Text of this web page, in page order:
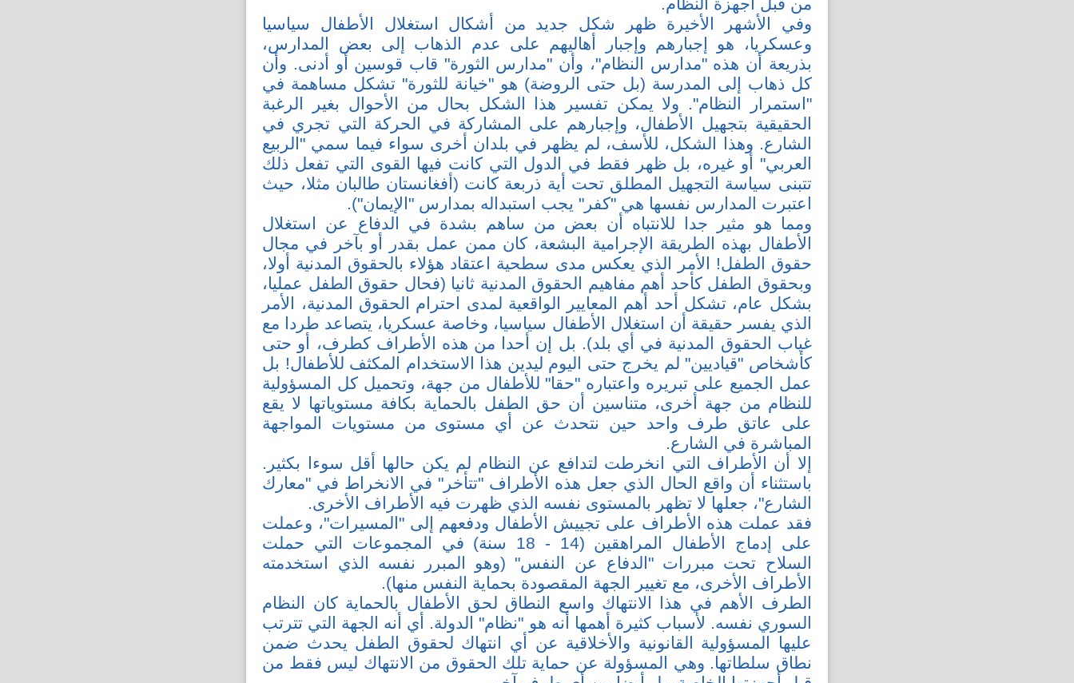
من قبل أجهزة النظام.
وفي الأشهر الأخيرة ظهر شكل جديد من أشكال استغلال الأطفال سياسيا
وعسكريا، هو إجبارهم وإجبار أهاليهم على عدم الذهاب إلى بعض المدارس،
بذريعة أن هذه "مدارس النظام"، وأن "مدارس الثورة" قاب قوسين أو أدنى. وأن
كل ذهاب إلى المدرسة (بل حتى الروضة) هو "خيانة للثورة" تشكل مساهمة في
"استمرار النظام". ولا يمكن تفسير هذا الشكل بحال من الأحوال بغير الرغبة
الحقيقية بتجهيل الأطفال، وإجبارهم على المشاركة في الحركة التي تجري في
الشارع. وهذا الشكل، للأسف، لم يظهر في بلدان أخرى سواء فيما سمي "الربيع
العربي" أو غيره، بل ظهر فقط في الدول التي كانت فيها القوى التي تفعل ذلك
تتبنى سياسة التجهيل المطلق تحت أية ذربعة كانت (أفغانستان طالبان مثلا، حيث
اعتبرت المدارس نفسها هي "كفر" يجب استبداله بمدارس "الإيمان").
ومما هو مثير جدا للانتباه أن بعض من ساهم بشدة في الدفاع عن استغلال
الأطفال بهذه الطريقة الإجرامية البشعة، كان ممن عمل بقدر أو بآخر في مجال
حقوق الطفل! الأمر الذي يعكس مدى سطحية اعتقاد هؤلاء بالحقوق المدنية أولا،
وبحقوق الطفل كأحد أهم مفاهيم الحقوق المدنية ثانيا (فحال حقوق الطفل عمليا،
بشكل عام، تشكل أحد أهم المعايير الواقعية لمدى احترام الحقوق المدنية، الأمر
الذي يفسر حقيقة أن استغلال الأطفال سياسيا، وخاصة عسكريا، يتصاعد طردا مع
غياب الحقوق المدنية في أي بلد). بل إن أحدا من هذه الأطراف كطرف، أو حتى
كأشخاص "قياديين" لم يخرج حتى اليوم ليدين هذا الاستخدام المكثف للأطفال! بل
عمل الجميع على تبريره واعتباره "حقا" للأطفال من جهة، وتحميل كل المسؤولية
للنظام من جهة أخرى، متناسين أن حق الطفل بالحماية بكافة مستوياتها لا يقع
على عاتق طرف واحد حين نتحدث عن أي مستوى من مستويات المواجهة
المباشرة في الشارع.
إلا أن الأطراف التي انخرطت لتدافع عن النظام لم يكن حالها أقل سوءا بكثير.
باستثناء أن واقع الحال الذي جعل هذه الأطراف "تتأخر" في الانخراط في "معارك
الشارع"، جعلها لا تظهر بالمستوى نفسه الذي ظهرت فيه الأطراف الأخرى.
فقد عملت هذه الأطراف على تجييش الأطفال ودفعهم إلى "المسيرات"، وعملت
على إدماج الأطفال المراهقين (14 - 18 سنة) في المجموعات التي حملت
السلاح تحت مبررات "الدفاع عن النفس" (وهو المبرر نفسه الذي استخدمته
الأطراف الأخرى، مع تغيير الجهة المقصودة بحماية النفس منها).
الطرف الأهم في هذا الانتهاك واسع النطاق لحق الأطفال بالحماية كان النظام
السوري نفسه. لأسباب كثيرة أهمها أنه هو "نظام" الدولة. أي أنه الجهة التي تترتب
عليها المسؤولية القانونية والأخلاقية عن أي انتهاك لحقوق الطفل يحدث ضمن
نطاق سلطاتها. وهي المسؤولة عن حماية تلك الحقوق من الانتهاك ليس فقط من